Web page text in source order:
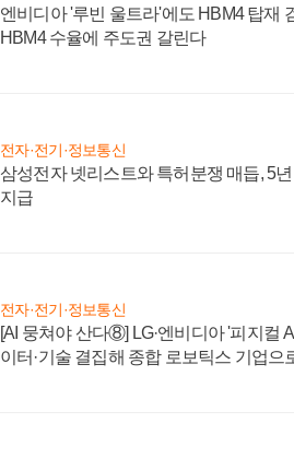
엔비디아 '루빈 울트라'에도 HBM4 탑재
HBM4 수율에 주도권 갈린다
전자·전기·정보통신
삼성전자 넷리스트와 특허분쟁 매듭, 5
지급
전자·전기·정보통신
[AI 뭉쳐야 산다⑧] LG·엔비디아 '피지컬
이터·기술 결집해 종합 로보틱스 기업으